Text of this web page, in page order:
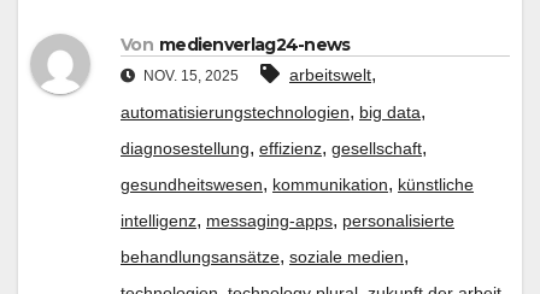
Von medienverlag24-news
NOV. 15, 2025 arbeitswelt,
automatisierungstechnologien, big data,
diagnosestellung, effizienz, gesellschaft,
gesundheitswesen, kommunikation, künstliche
intelligenz, messaging-apps, personalisierte
behandlungsansätze, soziale medien,